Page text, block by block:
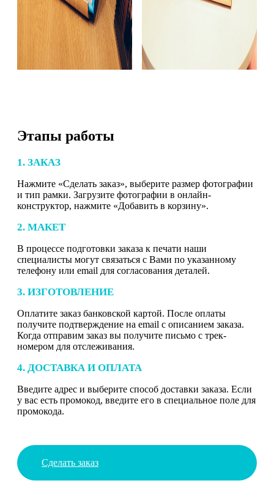
Этапы работы
1. ЗАКАЗ
Нажмите «Сделать заказ», выберите размер фотографии
и тип рамки. Загрузите фотографии в онлайн-
конструктор, нажмите «Добавить в корзину».
2. МАКЕТ
В процессе подготовки заказа к печати наши
специалисты могут связаться с Вами по указанному
телефону или email для согласования деталей.
3. ИЗГОТОВЛЕНИЕ
Оплатите заказ банковской картой. После оплаты
получите подтверждение на email с описанием заказа.
Когда отправим заказ вы получите письмо с трек-
номером для отслеживания.
4. ДОСТАВКА И ОПЛАТА
Введите адрес и выберите способ доставки заказа. Если
у вас есть промокод, введите его в специальное поле для
промокода.
Сделать заказ